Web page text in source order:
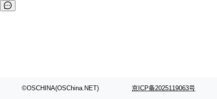
uo 01 和 02），每一代都是按任务拆分的专家
话说，「可能直接杀死了一个正在认真考虑标准
©OSCHINA(OSChina.NET) 京ICP备2025119063号